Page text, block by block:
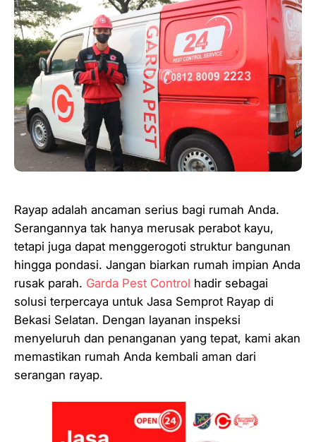
Rayap adalah ancaman serius bagi rumah Anda.
Serangannya tak hanya merusak perabot kayu,
tetapi juga dapat menggerogoti struktur bangunan
hingga pondasi. Jangan biarkan rumah impian Anda
rusak parah. Garda Pest Control hadir sebagai
solusi terpercaya untuk Jasa Semprot Rayap di
Bekasi Selatan. Dengan layanan inspeksi
menyeluruh dan penanganan yang tepat, kami akan
memastikan rumah Anda kembali aman dari
serangan rayap.